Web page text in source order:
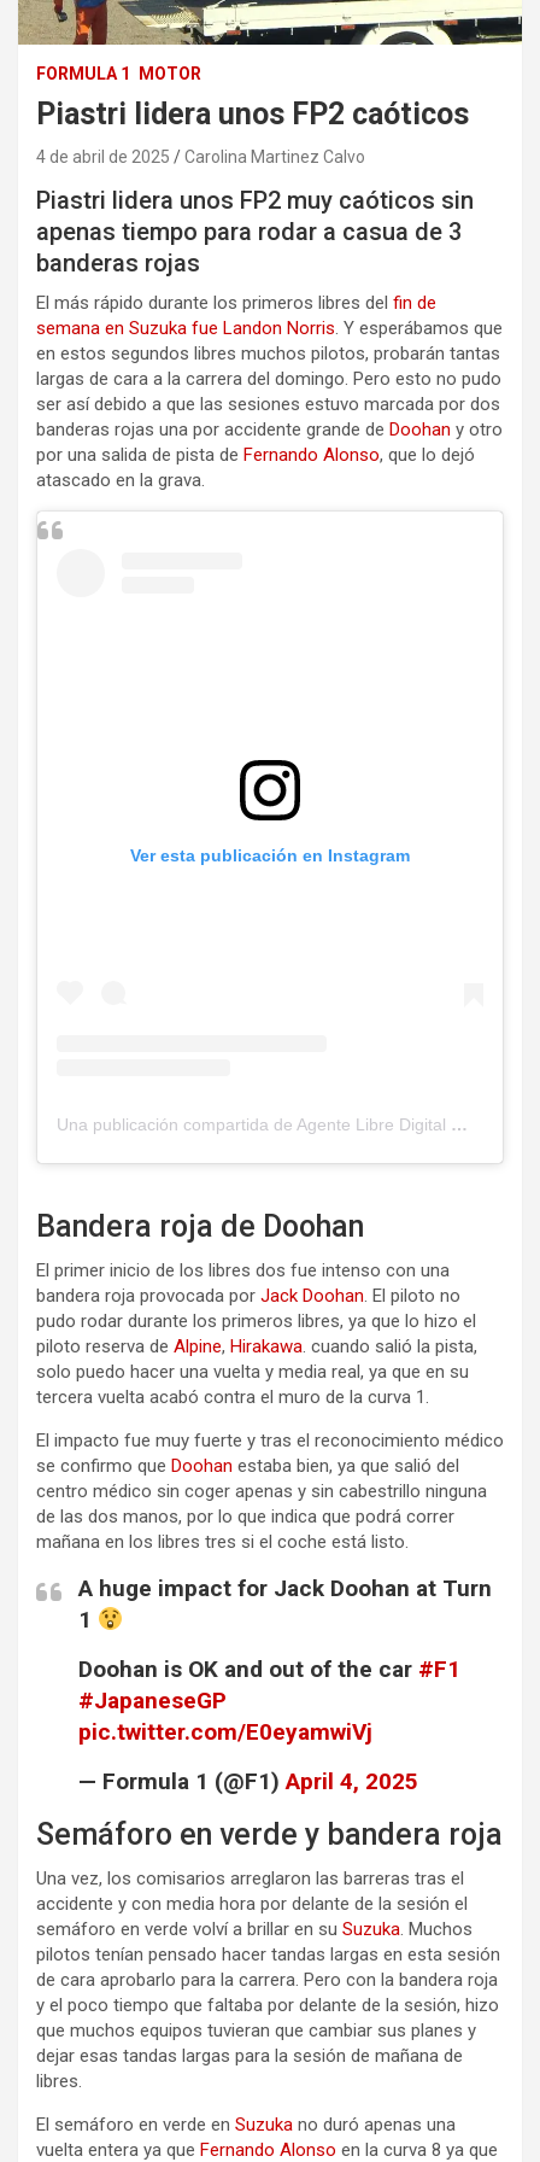
FORMULA 1 MOTOR
Piastri lidera unos FP2 caóticos
4 de abril de 2025 Carolina Martinez Calvo
Piastri lidera unos FP2 muy caóticos sin
apenas tiempo para rodar a casua de 3
banderas rojas
El más rápido durante los primeros libres del fin de
semana en Suzuka fue Landon Norris. Y esperábamos que
en estos segundos libres muchos pilotos, probarán tantas
largas de cara a la carrera del domingo. Pero esto no pudo
ser así debido a que las sesiones estuvo marcada por dos
banderas rojas una por accidente grande de Doohan y otro
por una salida de pista de Fernando Alonso, que lo dejó
atascado en la grava.
Ver esta publicación en Instagram
Una publicación compartida de Agente Libre Digital
Bandera roja de Doohan
El primer inicio de los libres dos fue intenso con una
bandera roja provocada por Jack Doohan. El piloto no
pudo rodar durante los primeros libres, ya que lo hizo el
piloto reserva de Alpine, Hirakawa. cuando salió la pista,
solo puedo hacer una vuelta y media real, ya que en su
tercera vuelta acabó contra el muro de la curva 1.
El impacto fue muy fuerte y tras el reconocimiento médico
se confirmo que Doohan estaba bien, ya que salió del
centro médico sin coger apenas y sin cabestrillo ninguna
de las dos manos, por lo que indica que podrá correr
mañana en los libres tres si el coche está listo.
A huge impact for Jack Doohan at Turn
1
Doohan is OK and out of the car #F1
#JapaneseGP
pic.twitter.com/E0eyamwiVj
— Formula 1 (@F1)April 4, 2025
Semáforo en verde y bandera roja
Una vez, los comisarios arreglaron las barreras tras el
accidente y con media hora por delante de la sesión el
semáforo en verde volví a brillar en su Suzuka. Muchos
pilotos tenían pensado hacer tandas largas en esta sesión
de cara aprobarlo para la carrera. Pero con la bandera roja
y el poco tiempo que faltaba por delante de la sesión, hizo
que muchos equipos tuvieran que cambiar sus planes y
dejar esas tandas largas para la sesión de mañana de
libres.
El semáforo en verde en Suzuka no duró apenas una
vuelta entera ya que Fernando Alonso en la curva 8 ya que